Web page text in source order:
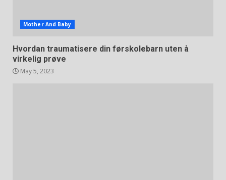
Mother And Baby
Hvordan traumatisere din førskolebarn uten å
virkelig prøve
May 5, 2023